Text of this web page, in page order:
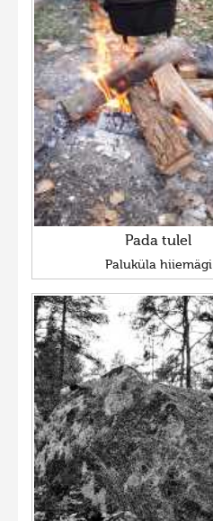
Pada tulel
Paluküla hiiemägi